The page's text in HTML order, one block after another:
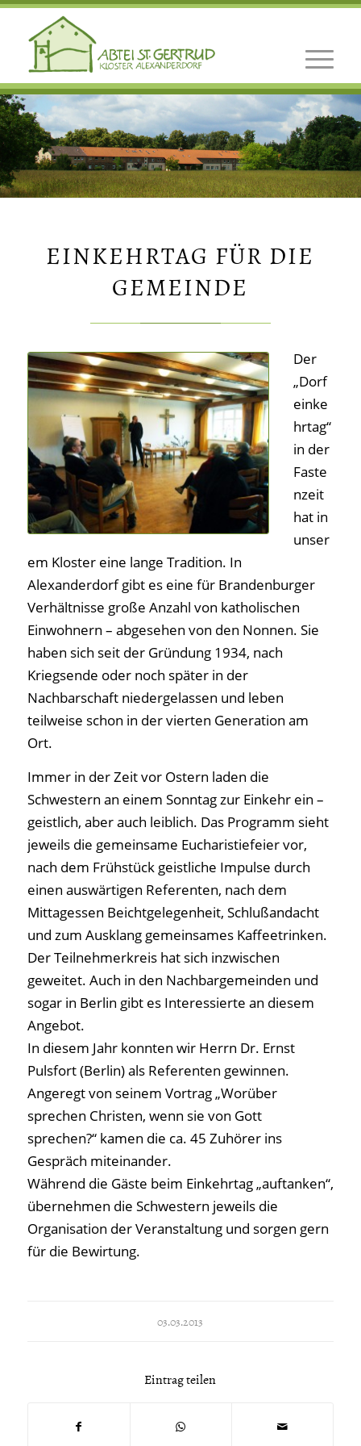
EINKEHRTAG FÜR DIE
GEMEINDE
Der
„Dorf
einke
hrtag“
in der
Faste
nzeit
hat in
unser
em Kloster eine lange Tradition. In
Alexanderdorf gibt es eine für Brandenburger
Verhältnisse große Anzahl von katholischen
Einwohnern – abgesehen von den Nonnen. Sie
haben sich seit der Gründung 1934, nach
Kriegsende oder noch später in der
Nachbarschaft niedergelassen und leben
teilweise schon in der vierten Generation am
Ort.
Immer in der Zeit vor Ostern laden die
Schwestern an einem Sonntag zur Einkehr ein –
geistlich, aber auch leiblich. Das Programm sieht
jeweils die gemeinsame Eucharistiefeier vor,
nach dem Frühstück geistliche Impulse durch
einen auswärtigen Referenten, nach dem
Mittagessen Beichtgelegenheit, Schlußandacht
und zum Ausklang gemeinsames Kaffeetrinken.
Der Teilnehmerkreis hat sich inzwischen
geweitet. Auch in den Nachbargemeinden und
sogar in Berlin gibt es Interessierte an diesem
Angebot.
In diesem Jahr konnten wir Herrn Dr. Ernst
Pulsfort (Berlin) als Referenten gewinnen.
Angeregt von seinem Vortrag „Worüber
sprechen Christen, wenn sie von Gott
sprechen?“ kamen die ca. 45 Zuhörer ins
Gespräch miteinander.
Während die Gäste beim Einkehrtag „auftanken“,
übernehmen die Schwestern jeweils die
Organisation der Veranstaltung und sorgen gern
für die Bewirtung.
03.03.2013
Eintrag teilen